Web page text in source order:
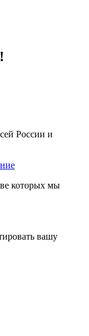
России и
которых мы
вашу